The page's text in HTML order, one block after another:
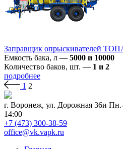
Заправщик опрыскивателей
Емкость бака, л — 5000 и 10000
Количество баков, шт. — 1 и 2
подробнее
1 2
г. Воронеж, ул. Дорожная 36и
14:00
+7 (473) 300-38-59
office@vk.vapk.ru